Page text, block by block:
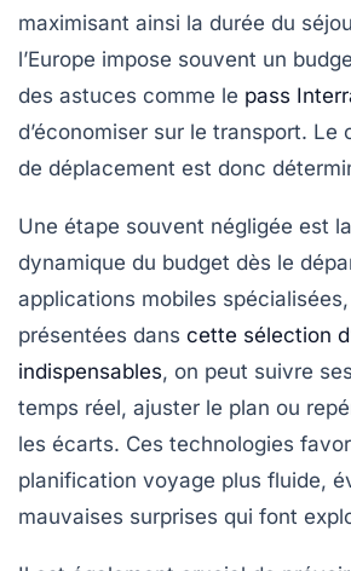
maximisant ainsi la durée du
l’Europe impose souvent un
des astuces comme le pass
d’économiser sur le transport. Le
de déplacement est donc
Une étape souvent négligée est
dynamique du budget dès le
applications mobiles
présentées dans cette sélection
indispensables, on peut suivre
temps réel, ajuster le plan ou
les écarts. Ces technologies
planification voyage plus fluide,
mauvaises surprises qui font